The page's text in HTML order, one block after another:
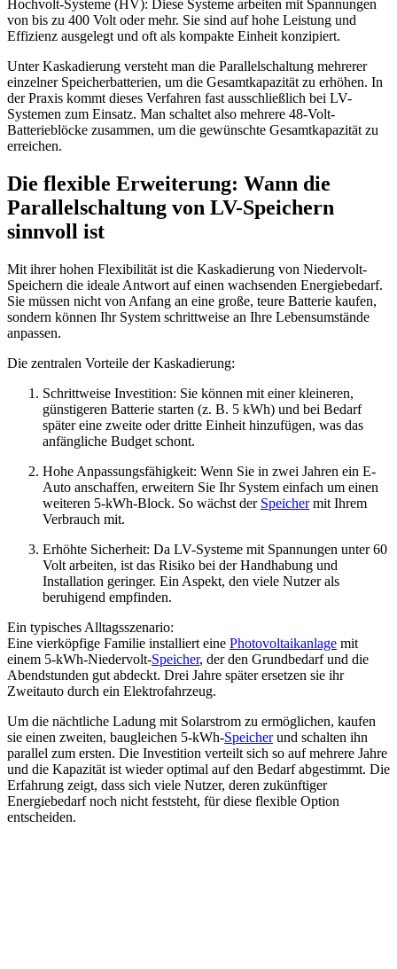
Hochvolt-Systeme (HV): Diese Systeme arbeiten mit Spannungen
von bis zu 400 Volt oder mehr. Sie sind auf hohe Leistung und
Effizienz ausgelegt und oft als kompakte Einheit konzipiert.
Unter Kaskadierung versteht man die Parallelschaltung mehrerer
einzelner Speicherbatterien, um die Gesamtkapazität zu erhöhen. In
der Praxis kommt dieses Verfahren fast ausschließlich bei LV-
Systemen zum Einsatz. Man schaltet also mehrere 48-Volt-
Batterieblöcke zusammen, um die gewünschte Gesamtkapazität zu
erreichen.
Die flexible Erweiterung: Wann die
Parallelschaltung von LV-Speichern
sinnvoll ist
Mit ihrer hohen Flexibilität ist die Kaskadierung von Niedervolt-
Speichern die ideale Antwort auf einen wachsenden Energiebedarf.
Sie müssen nicht von Anfang an eine große, teure Batterie kaufen,
sondern können Ihr System schrittweise an Ihre Lebensumstände
anpassen.
Die zentralen Vorteile der Kaskadierung:
Schrittweise Investition: Sie können mit einer kleineren,
günstigeren Batterie starten (z. B. 5 kWh) und bei Bedarf
später eine zweite oder dritte Einheit hinzufügen, was das
anfängliche Budget schont.
Hohe Anpassungsfähigkeit: Wenn Sie in zwei Jahren ein E-
Auto anschaffen, erweitern Sie Ihr System einfach um einen
weiteren 5-kWh-Block. So wächst der Speichermit Ihrem
Verbrauch mit.
Erhöhte Sicherheit: Da LV-Systeme mit Spannungen unter 60
Volt arbeiten, ist das Risiko bei der Handhabung und
Installation geringer. Ein Aspekt, den viele Nutzer als
beruhigend empfinden.
Ein typisches Alltagsszenario:
Eine vierköpfige Familie installiert eine Photovoltaikanlage mit
einem 5-kWh-Niedervolt-Speicher, der den Grundbedarf und die
Abendstunden gut abdeckt. Drei Jahre später ersetzen sie ihr
Zweitauto durch ein Elektrofahrzeug.
Um die nächtliche Ladung mit Solarstrom zu ermöglichen, kaufen
sie einen zweiten, baugleichen 5-kWh-Speicherund schalten ihn
parallel zum ersten. Die Investition verteilt sich so auf mehrere Jahre
und die Kapazität ist wieder optimal auf den Bedarf abgestimmt. Die
Erfahrung zeigt, dass sich viele Nutzer, deren zukünftiger
Energiebedarf noch nicht feststeht, für diese flexible Option
entscheiden.